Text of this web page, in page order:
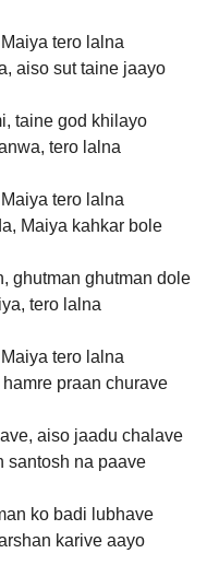
tero lalna
aiso sut taine jaayo
taine god khilayo
tero lalna
tero lalna
Maiya kahkar bole
ghutman ghutman dole
tero lalna
tero lalna
praan churave
aiso jaadu chalave
santosh na paave
ko badi lubhave
karive aayo